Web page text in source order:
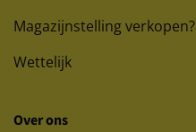
Magazijnstelling verkopen?
Wettelijk
Over ons